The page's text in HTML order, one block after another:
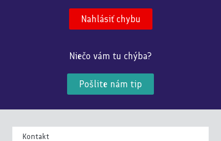
Nahlásiť chybu
Niečo vám tu chýba?
Pošlite nám tip
Kontakt